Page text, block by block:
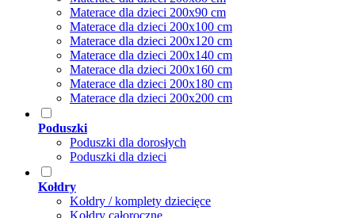
Materace dla dzieci 200x90 cm
Materace dla dzieci 200x100 cm
Materace dla dzieci 200x120 cm
Materace dla dzieci 200x140 cm
Materace dla dzieci 200x160 cm
Materace dla dzieci 200x180 cm
Materace dla dzieci 200x200 cm
Poduszki
Poduszki dla dorosłych
Poduszki dla dzieci
Kołdry
Kołdry / komplety dziecięce
Kołdry całoroczne